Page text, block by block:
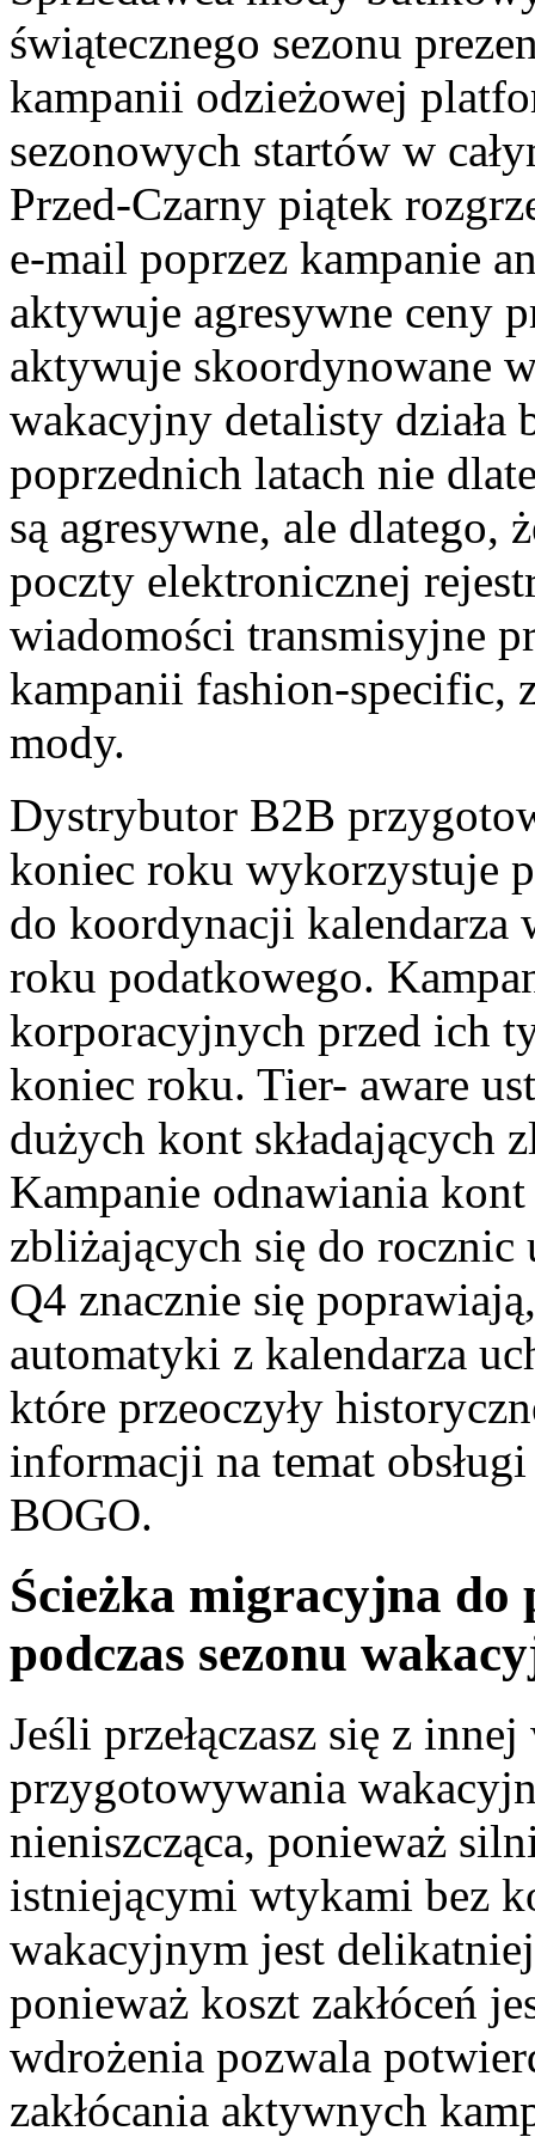
świątecznego sezonu
kampanii odzieżowej
sezonowych startów w
Przed-Czarny piątek
e-mail poprzez kampanie
aktywuje agresywne ceny
aktywuje skoordynowane
wakacyjny detalisty
poprzednich latach nie
są agresywne, ale dlatego,
poczty elektronicznej
wiadomości transmisyjne
kampanii fashion-specific,
mody.
Dystrybutor B2B
koniec roku wykorzystuje
do koordynacji kalendarza
roku podatkowego.
korporacyjnych przed ich
koniec roku. Tier- aware
dużych kont składających
Kampanie odnawiania
zbliżających się do
Q4 znacznie się
automatyki z kalendarza
które przeoczyły
informacji na temat
BOGO.
Ścieżka migracyjna do
podczas sezonu
Jeśli przełączasz się z
przygotowywania
nieniszcząca, ponieważ
istniejącymi wtykami bez
wakacyjnym jest
ponieważ koszt zakłóceń
wdrożenia pozwala
zakłócania aktywnych